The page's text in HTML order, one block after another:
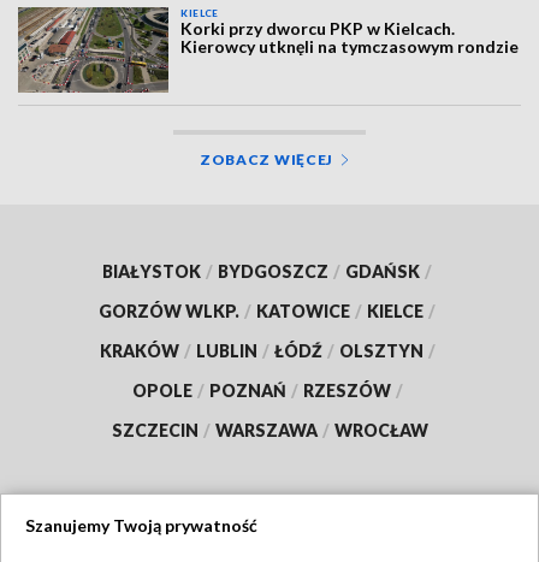
KIELCE
Korki przy dworcu PKP w Kielcach.
Kierowcy utknęli na tymczasowym rondzie
ZOBACZ WIĘCEJ
BIAŁYSTOK / BYDGOSZCZ / GDAŃSK /
GORZÓW WLKP. / KATOWICE / KIELCE /
KRAKÓW / LUBLIN / ŁÓDŹ / OLSZTYN /
OPOLE / POZNAŃ / RZESZÓW /
SZCZECIN / WARSZAWA / WROCŁAW
Szanujemy Twoją prywatność